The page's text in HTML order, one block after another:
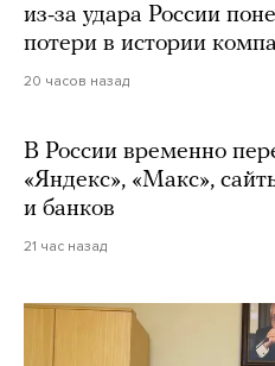
из-за удара России
потери в истории
20 часов назад
В России временно
«Яндекс», «Макс»,
и банков
21 час назад